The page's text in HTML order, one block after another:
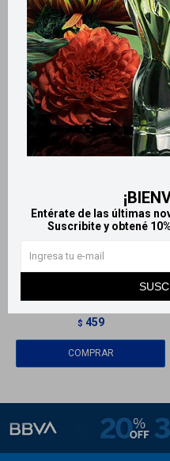
Entérate de las últimas
Suscribite y obtené
LlegaMAÑANA
MAÑANA
Perfume Disney 60ml -
Minnie
$ 459